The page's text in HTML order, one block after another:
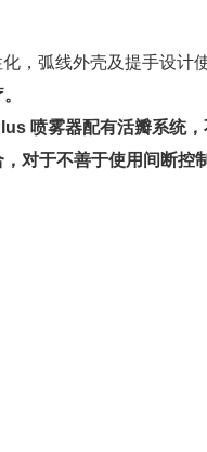
，弧线外壳及提手设
喷雾器配有活瓣系统
对于不善于使用间断